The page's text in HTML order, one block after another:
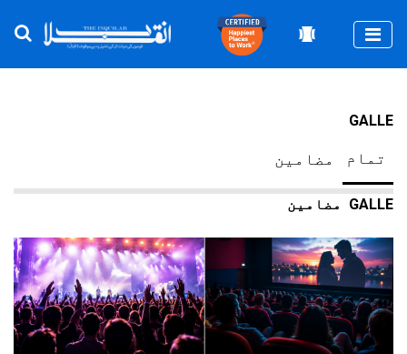
GALLE
مضامین تمام
GALLE